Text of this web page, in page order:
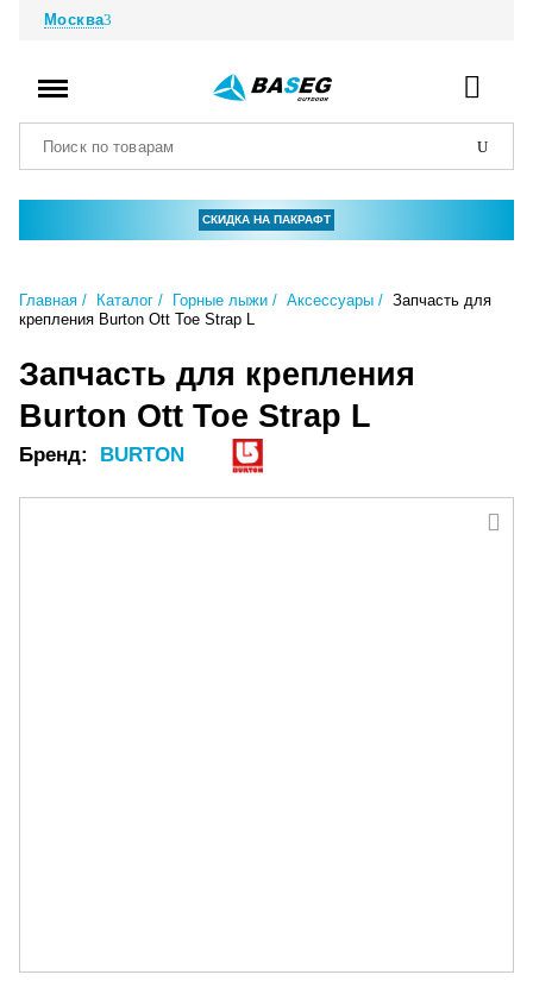
Москва
СКИДКА НА ПАКРАФТ
Главная Каталог Горные лыжи Аксессуары
Запчасть для
крепления Burton Ott Toe Strap L
Запчасть для крепления
Burton Ott Toe Strap L
Бренд: BURTON